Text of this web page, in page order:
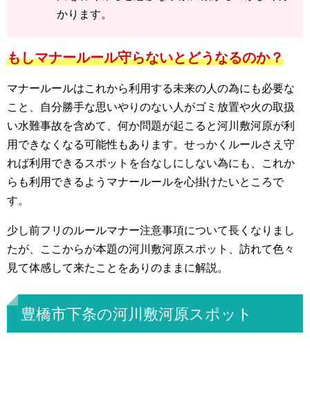
かります。
もしマナールール守らないとどうなるのか？
マナールールはこれから利用する未来の人の為にも必要な
こと、自分勝手な思いやりのない人がゴミ放置や火の取扱
い水難事故を含めて、何か問題が起こると河川敷河原が利
用できなくなる可能性もあります。せっかくルールさえ守
れば利用できるスポットを台なしにしない為にも、これか
らも利用できるようマナールールを心掛けたいところで
す。
少し前フリのルールマナー注意事項について長くなりまし
たが、ここからが本題の河川敷河原スポット、訪れて色々
見て体感して来たことをありのままに解説。
豊橋市下条の河川敷河原スポット